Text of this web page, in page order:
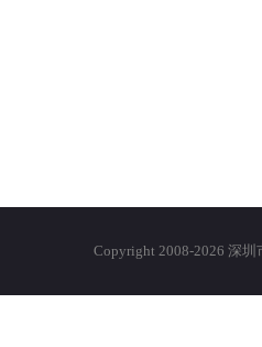
Copyright 2008-2026 深